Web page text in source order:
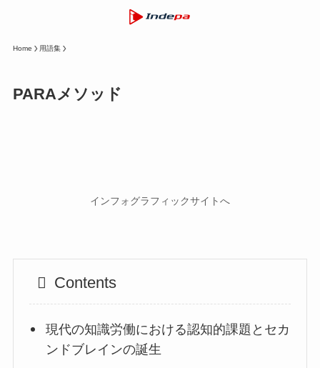
Home 用語集
PARAメソッド
インフォグラフィックサイトへ
Contents
現代の知識労働における認知的課題とセカ
ンドブレインの誕生